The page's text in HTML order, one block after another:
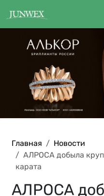
Главная
Новости
АЛРОСА добыла
карата
АЛРОСА